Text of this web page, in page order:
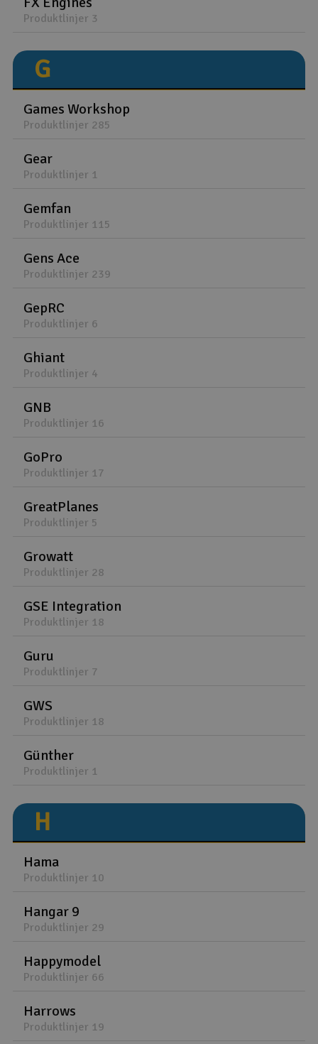
Produktlinjer 3
G
Games Workshop
Produktlinjer 285
Gear
Produktlinjer 1
Gemfan
Produktlinjer 115
Gens Ace
Produktlinjer 239
GepRC
Produktlinjer 6
Ghiant
Produktlinjer 4
GNB
Produktlinjer 16
GoPro
Produktlinjer 17
GreatPlanes
Produktlinjer 5
Growatt
Produktlinjer 28
GSE Integration
Produktlinjer 18
Guru
Produktlinjer 7
GWS
Produktlinjer 18
Günther
Produktlinjer 1
H
Hama
Produktlinjer 10
Hangar 9
Produktlinjer 29
Happymodel
Produktlinjer 66
Harrows
Produktlinjer 19